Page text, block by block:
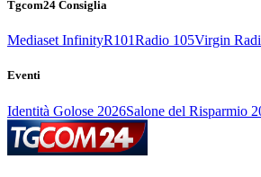
Tgcom24 Consiglia
Mediaset InfinityR101Radio 105Virgin
Eventi
Identità Golose 2026Salone del Risparmio